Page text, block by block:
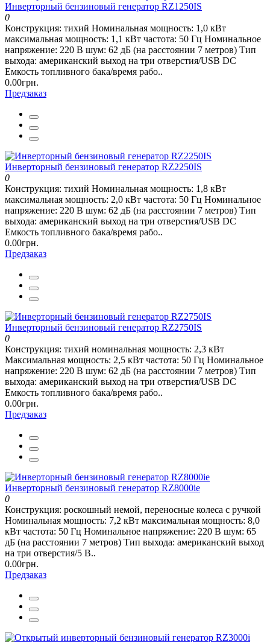
Инверторный бензиновый генератор RZ1250IS
0
Конструкция: тихий Номинальная мощность: 1,0 кВт
максимальная мощность: 1,1 кВт частота: 50 Гц Номинальное
напряжение: 220 В шум: 62 дБ (на расстоянии 7 метров) Тип
выхода: американский выход на три отверстия/USB DC
Емкость топливного бака/время рабо..
0.00грн.
Предзаказ
Инверторный бензиновый генератор RZ2250IS
0
Конструкция: тихий Номинальная мощность: 1,8 кВт
максимальная мощность: 2,0 кВт частота: 50 Гц Номинальное
напряжение: 220 В шум: 62 дБ (на расстоянии 7 метров) Тип
выхода: американский выход на три отверстия/USB DC
Емкость топливного бака/время рабо..
0.00грн.
Предзаказ
Инверторный бензиновый генератор RZ2750IS
0
Конструкция: тихий номинальная мощность: 2,3 кВт
Максимальная мощность: 2,5 кВт частота: 50 Гц Номинальное
напряжение: 220 В шум: 62 дБ (на расстоянии 7 метров) Тип
выхода: американский выход на три отверстия/USB DC
Емкость топливного бака/время рабо..
0.00грн.
Предзаказ
Инверторный бензиновый генератор RZ8000ie
0
Конструкция: роскошный немой, переносные колеса с ручкой
Номинальная мощность: 7,2 кВт максимальная мощность: 8,0
кВт частота: 50 Гц Номинальное напряжение: 220 В шум: 65
дБ (на расстоянии 7 метров) Тип выхода: американский выход
на три отверстия/5 В..
0.00грн.
Предзаказ